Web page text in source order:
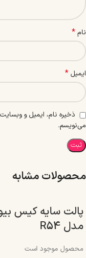
نام*
ایمیل *
ذخیره نام، ایمیل و
می‌نویسم.
محصولات مشابه
پالت سایه کیس
مدل R54
محصول موجود است